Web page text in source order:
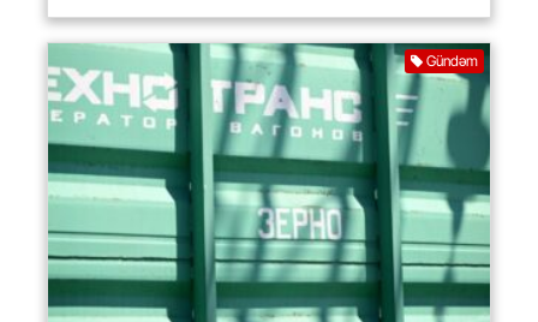
Gündəm